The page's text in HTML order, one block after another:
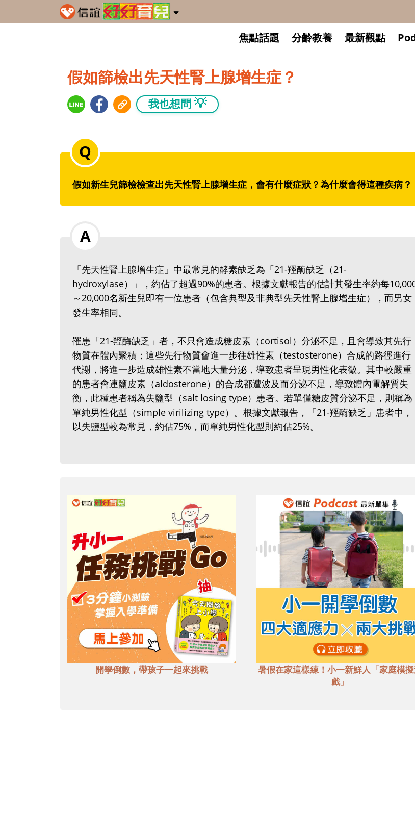
焦點話題 分齡教養 最新觀點
假如篩檢出先天性腎上腺增生症？
我也想問 💡
假如新生兒篩檢檢查出先天性腎上腺增生症，會有什麼症狀？為什麼會得這種疾病？
「先天性腎上腺增生症」中最常見的酵素缺乏為「21-羥酶缺乏（21-
hydroxylase）」，約佔了超過90%的患者。根據文獻報告的估計其發生率約每
～20,000名新生兒即有一位患者（包含典型及非典型先天性腎上腺增生症），而男女
發生率相同。
罹患「21-羥酶缺乏」者，不只會造成糖皮素（cortisol）分泌不足，且會導致其先行
物質在體內聚積；這些先行物質會進一步往雄性素（testosterone）合成的路徑進行
代謝，將進一步造成雄性素不當地大量分泌，導致患者呈現男性化表徵。其中較嚴重
的患者會連鹽皮素（aldosterone）的合成都遭波及而分泌不足，導致體內電解質失
衡，此種患者稱為失鹽型（salt losing type）患者。若單僅糖皮質分泌不足，則稱為
單純男性化型（simple virilizing type）。根據文獻報告，「21-羥酶缺乏」患者中，
以失鹽型較為常見，約佔75%，而單純男性化型則約佔25%。
開學倒數，帶孩子一起來挑戰
暑假在家這樣練！小一新鮮人「家庭模
戲」
寶貝即將上小學，信
和教育專家的建議，
生活及團體適應等預
助您陪伴孩子做好入
小教導主任帶爸媽提
生活與課業學習，無